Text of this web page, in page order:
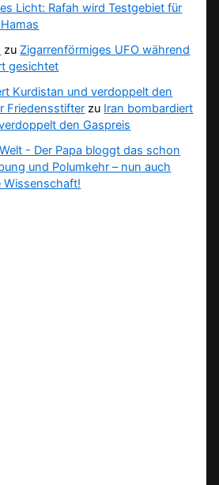
Licht: Rafah wird Testgebiet für
zu Zigarrenförmiges UFO während
gesichtet
Kurdistan und verdoppelt den
Friedensstifter zu Iran bombardiert
den Gaspreis
- Der Papa bloggt das schon
und Polumkehr – nun auch
Wissenschaft!